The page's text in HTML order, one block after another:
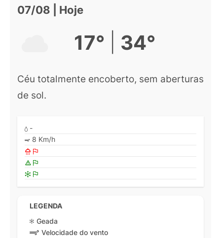
07/08 | Hoje
17° 34°
Céu totalmente encoberto, sem aberturas
de sol.
-
8 Km/h
LEGENDA
Geada
Velocidade do vento